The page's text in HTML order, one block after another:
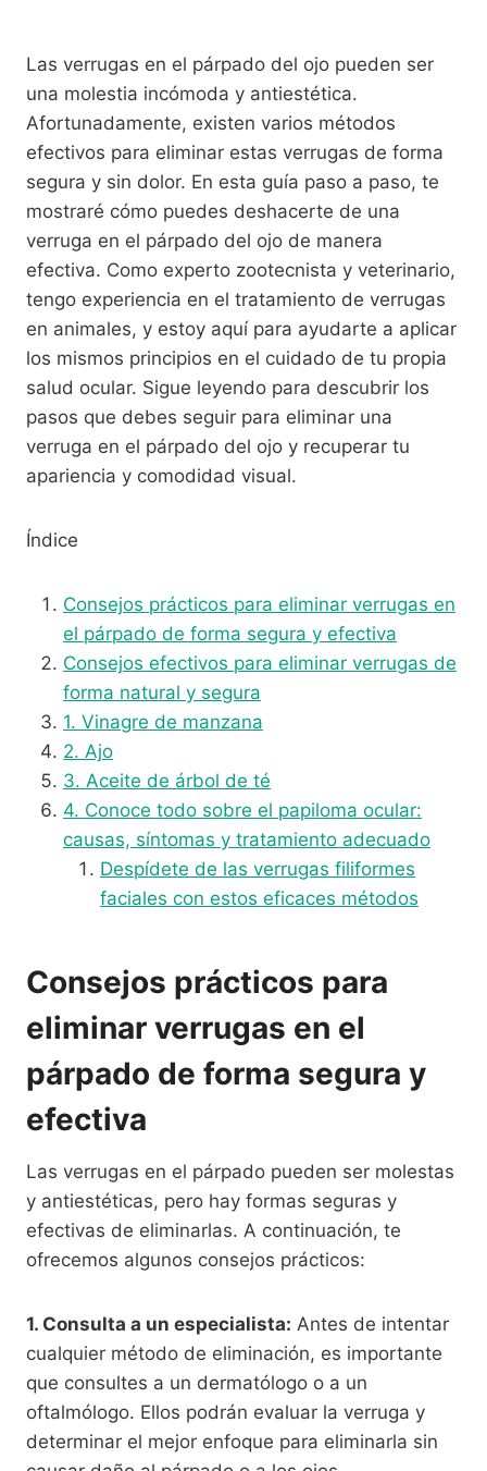
Las verrugas en el párpado del ojo pueden ser
una molestia incómoda y antiestética.
Afortunadamente, existen varios métodos
efectivos para eliminar estas verrugas de forma
segura y sin dolor. En esta guía paso a paso, te
mostraré cómo puedes deshacerte de una
verruga en el párpado del ojo de manera
efectiva. Como experto zootecnista y veterinario,
tengo experiencia en el tratamiento de verrugas
en animales, y estoy aquí para ayudarte a aplicar
los mismos principios en el cuidado de tu propia
salud ocular. Sigue leyendo para descubrir los
pasos que debes seguir para eliminar una
verruga en el párpado del ojo y recuperar tu
apariencia y comodidad visual.
Índice
Consejos prácticos para eliminar verrugas en
el párpado de forma segura y efectiva
Consejos efectivos para eliminar verrugas de
forma natural y segura
1. Vinagre de manzana
2. Ajo
3. Aceite de árbol de té
4. Conoce todo sobre el papiloma ocular:
causas, síntomas y tratamiento adecuado
Despídete de las verrugas filiformes
faciales con estos eficaces métodos
Consejos prácticos para
eliminar verrugas en el
párpado de forma segura y
efectiva
Las verrugas en el párpado pueden ser molestas
y antiestéticas, pero hay formas seguras y
efectivas de eliminarlas. A continuación, te
ofrecemos algunos consejos prácticos:
1. Consulta a un especialista: Antes de intentar
cualquier método de eliminación, es importante
que consultes a un dermatólogo o a un
oftalmólogo. Ellos podrán evaluar la verruga y
determinar el mejor enfoque para eliminarla sin